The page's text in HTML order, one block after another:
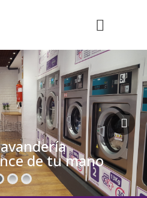
de tu mano